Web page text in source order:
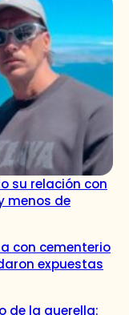
su relación con
menos de
con cementerio
expuestas
de la querella: